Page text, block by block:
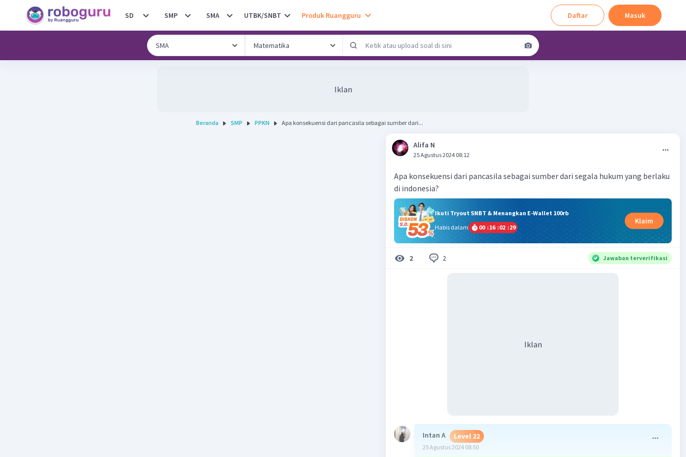
SD SMP SMA UTBK/SNBT Produk Ruangguru Daftar Masuk
Iklan
Beranda SMP PPKN Apa konsekuensi dari pancasila sebagai sumber dari...
Alifa N
25 Agustus 2024 08:12
Apa konsekuensi dari pancasila sebagai sumber dari segala hukum yang berlaku
di indonesia?
Ikuti Tryout SNBT & Menangkan E-Wallet 100rb
Habis dalam
00 :16 :02 :28
Klaim
2 2 Jawaban terverifikasi
Iklan
Intan A Level 22
25 Agustus 2024 08:50